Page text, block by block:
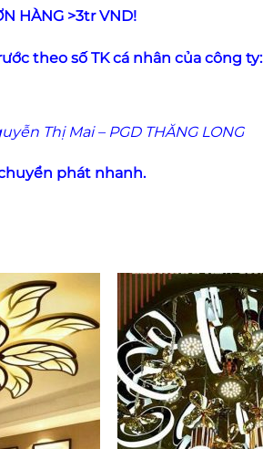
HÀNG >3tr VND!
theo số TK cá nhân của công ty:
Thị Mai – PGD THĂNG LONG
phát nhanh.